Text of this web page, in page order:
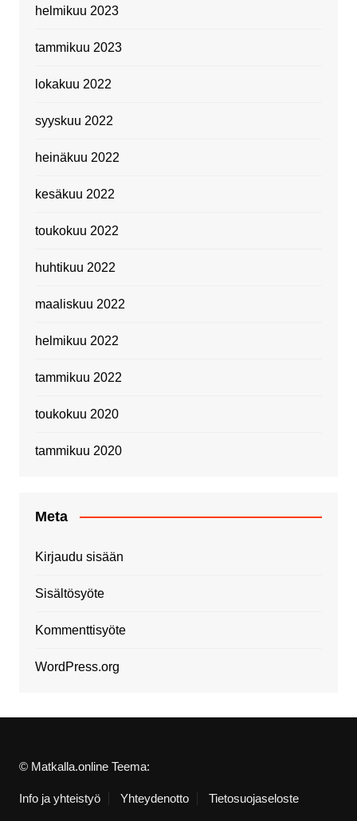
helmikuu 2023
tammikuu 2023
lokakuu 2022
syyskuu 2022
heinäkuu 2022
kesäkuu 2022
toukokuu 2022
huhtikuu 2022
maaliskuu 2022
helmikuu 2022
tammikuu 2022
toukokuu 2020
tammikuu 2020
Meta
Kirjaudu sisään
Sisältösyöte
Kommenttisyöte
WordPress.org
© Matkalla.online Teema:
Info ja yhteistyö Yhteydenotto Tietosuojaseloste